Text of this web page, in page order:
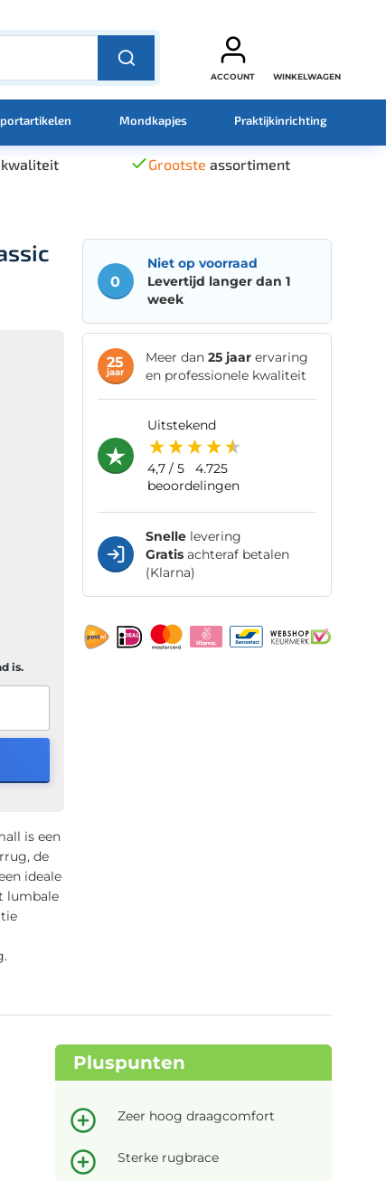
ACCOUNT WINKELWAGEN
Mondkapjes Praktijkinrichting
Grootste assortiment
is.
is een
de
ideale
lumbale
0
Niet op voorraad
Levertijd langer dan 1
week
25
jaar
Meer dan 25 jaarervaring
en professionele kwaliteit
uitstekend
4,7/ 5
4.725
beoordelingen
Snellelevering
Gratisachteraf betalen
(Klarna)
Pluspunten
Zeer hoog draagcomfort
Sterke rugbrace